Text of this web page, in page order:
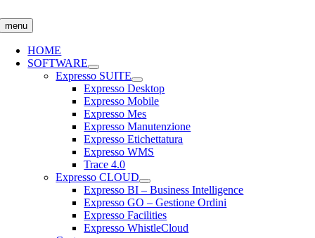
al
contenuto
menu
HOME
SOFTWARE
Expresso SUITE
Expresso Desktop
Expresso Mobile
Expresso Mes
Expresso Manutenzione
Expresso Etichettatura
Expresso WMS
Trace 4.0
Expresso CLOUD
Expresso BI – Business Intelligence
Expresso GO – Gestione Ordini
Expresso Facilities
Expresso WhistleCloud